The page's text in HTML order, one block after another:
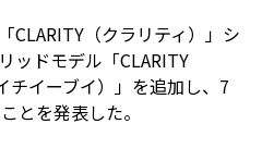
CLARITY（クラリティ）」シ
ッドモデル「CLARITY
チイーブイ）」を追加し、7
とを発表した。